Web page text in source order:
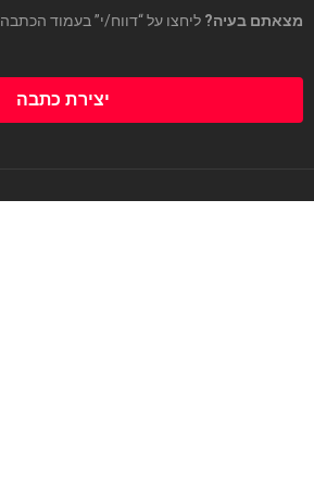
מצאתם בעיה? ליחצו על “דווח/י” בעמוד הכתבה
יצירת כתבה